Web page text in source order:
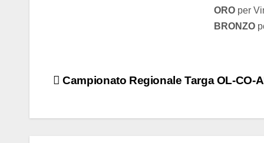
OROper
BRONZO
Campionato Regionale Targa OL-CO-